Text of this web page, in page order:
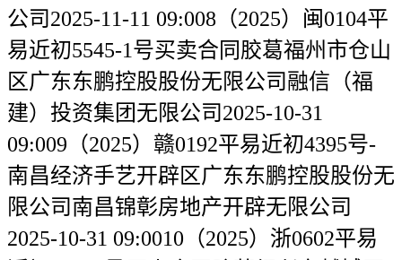
公司2025-11-11 09:008（2025）闽0104平
易近初5545-1号买卖合同胶葛福州市仓山
区广东东鹏控股股份无限公司融信（福
建）投资集团无限公司2025-10-31
09:009（2025）赣0192平易近初4395号-
南昌经济手艺开辟区广东东鹏控股股份无
限公司南昌锦彰房地产开辟无限公司
2025-10-31 09:0010（2025）浙0602平易